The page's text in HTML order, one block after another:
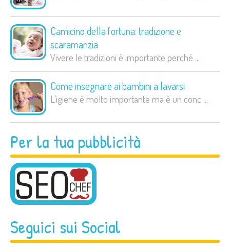
Camicino della fortuna: tradizione e
scaramanzia
Vivere le tradizioni è importante perché ...
Come insegnare ai bambini a lavarsi
L’igiene è molto importante ma è un conc ...
Per la tua pubblicità
Seguici sui Social